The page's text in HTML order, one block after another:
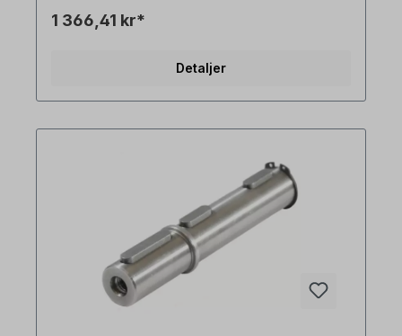
produktbilder är icke-bindande exempel! Med
1 366,41 kr*
Detaljer